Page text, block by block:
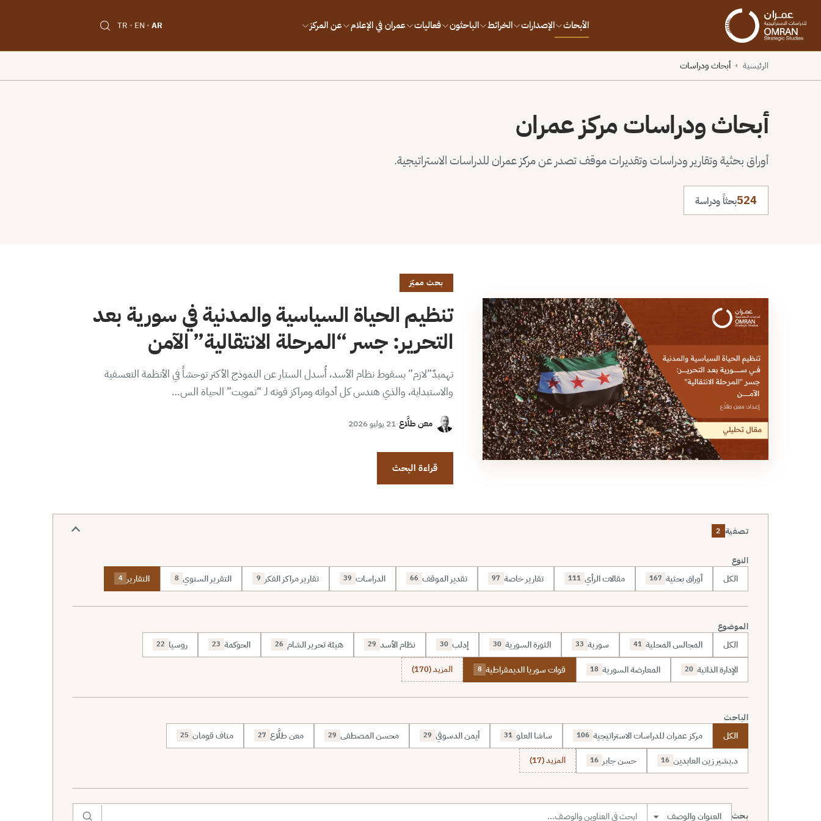
الأبحاث الإصدارات الخرائط الباحثون فعاليات عمران في الإعلام عن المركز AR
EN
TR
الرئيسية › أبحاث ودراسات
أبحاث ودراسات مركز عمران
أوراق بحثية وتقارير ودراسات وتقديرات موقف تصدر عن مركز عمران للدراسات الاستراتيجية.
524بحثاً ودراسة
بحث مميّز
تنظيم الحياة السياسية والمدنية في سورية بعد
التحرير: جسر “المرحلة الانتقالية” الآمن
تهميدٌ”لازم” بسقوط نظام الأسد، أُسدل الستار عن النموذج الأكثر توحشاً في الأنظمة التعسفية
والاستبداية، والذي هندس كل أدواته ومراكز قوته لـ “تمويت” الحياة الس…
معن طلَّاع·21 يوليو 2026
قراءة البحث
تصفية 2
النوع
الكل أوراق بحثية 167 مقالات الرأي 111 تقارير خاصة 97 تقدير الموقف 66 الدراسات 39 تقارير مراكز الفكر 9 التقرير السنوي 8 التقارير 4
الموضوع
الكل المجالس المحلية 41 سورية 33 الثورة السورية 30 إدلب 30 نظام الأسد 29 هيئة تحرير الشام 26 الحوكمة 23 روسيا 22
الإدارة الذاتية 20 المعارضة السورية 18 قوات سوريا الديمقراطية 8 المزيد (170)
الباحث
الكل مركز عمران للدراسات الاستراتيجية 106 ساشا العلو 31 أيمن الدسوقي 29 محسن المصطفى 29 معن طلَّاع 27 مناف قومان 25
د.بشير زين العابدين 16 حسن جابر 16 المزيد (17)
بحث